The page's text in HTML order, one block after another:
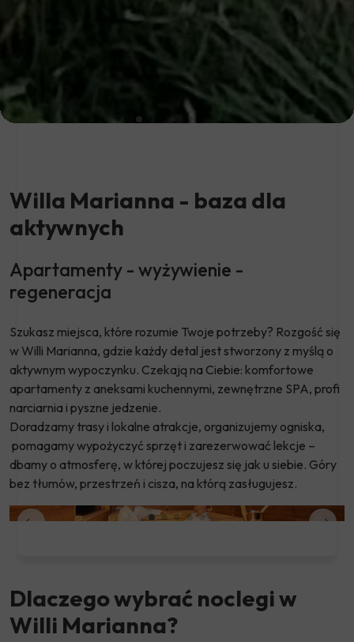
Willa Marianna - baza dla
aktywnych
Apartamenty - wyżywienie -
regeneracja
Szukasz miejsca, które rozumie Twoje potrzeby? Rozgość się
w Willi Marianna, gdzie każdy detal jest stworzony z myślą o
aktywnym wypoczynku. Czekają na Ciebie: komfortowe
apartamenty z aneksami kuchennymi, zewnętrzne SPA, profi
narciarnia i pyszne jedzenie.
Doradzamy trasy i lokalne atrakcje, organizujemy ogniska,
pomagamy wypożyczyć sprzęt i zarezerwować lekcje –
dbamy o atmosferę, w której poczujesz się jak u siebie. Góry
bez tłumów, przestrzeń i cisza, na którą zasługujesz.
Dlaczego wybrać noclegi w
Willi Marianna?